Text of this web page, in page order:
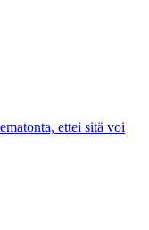
ettei sitä voi